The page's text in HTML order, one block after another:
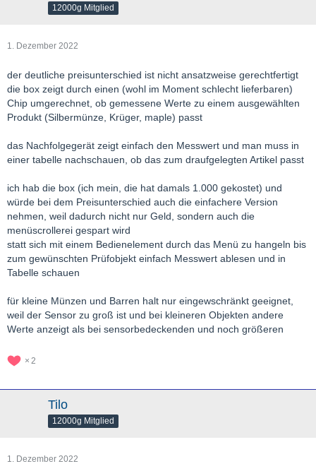
12000g Mitglied
1. Dezember 2022
der deutliche preisunterschied ist nicht ansatzweise gerechtfertigt
die box zeigt durch einen (wohl im Moment schlecht lieferbaren)
Chip umgerechnet, ob gemessene Werte zu einem ausgewählten
Produkt (Silbermünze, Krüger, maple) passt
das Nachfolgegerät zeigt einfach den Messwert und man muss in
einer tabelle nachschauen, ob das zum draufgelegten Artikel passt
ich hab die box (ich mein, die hat damals 1.000 gekostet) und
würde bei dem Preisunterschied auch die einfachere Version
nehmen, weil dadurch nicht nur Geld, sondern auch die
menüscrollerei gespart wird
statt sich mit einem Bedienelement durch das Menü zu hangeln bis
zum gewünschten Prüfobjekt einfach Messwert ablesen und in
Tabelle schauen
für kleine Münzen und Barren halt nur eingewschränkt geeignet,
weil der Sensor zu groß ist und bei kleineren Objekten andere
Werte anzeigt als bei sensorbedeckenden und noch größeren
2
Tilo
12000g Mitglied
1. Dezember 2022